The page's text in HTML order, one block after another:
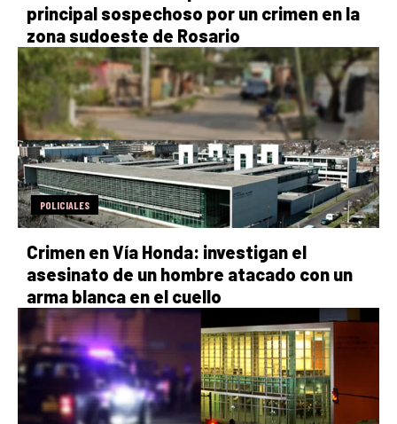
principal sospechoso por un crimen en la
zona sudoeste de Rosario
POLICIALES
Crimen en Vía Honda: investigan el
asesinato de un hombre atacado con un
arma blanca en el cuello